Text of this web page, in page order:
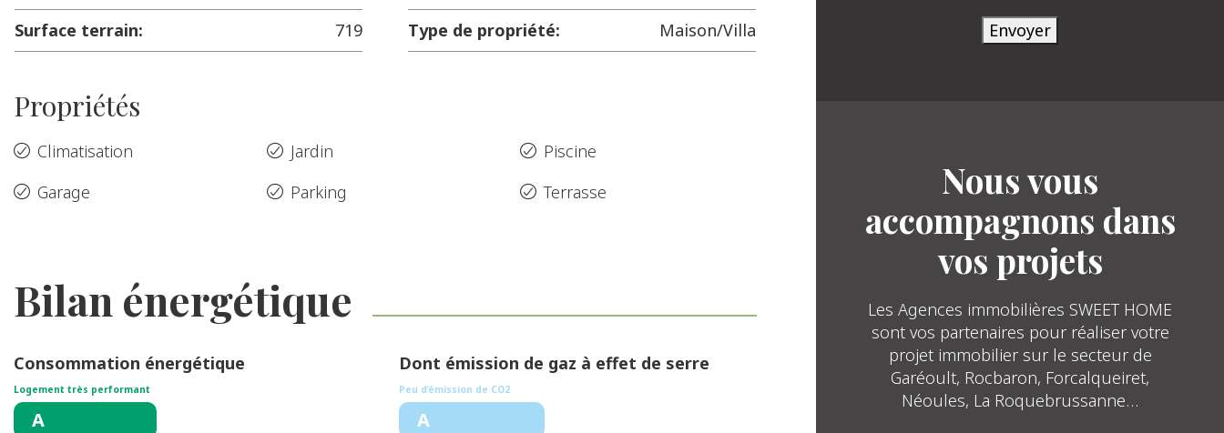
Surface terrain:
719
Type de propriété:
Maison/Villa
Propriétés
Climatisation
Garage
Jardin
Parking
Piscine
Terrasse
Bilan énergétique
Consommation énergétique
Logement très performant
A
Dont émission de gaz à effet de serre
Peu d’émission de CO2
A
Envoyer
Nous vous
accompagnons dans
vos projets
Les Agences immobilières SWEET HOME
sont vos partenaires pour réaliser votre
projet immobilier sur le secteur de
Garéoult, Rocbaron, Forcalqueiret,
Néoules, La Roquebrussanne…